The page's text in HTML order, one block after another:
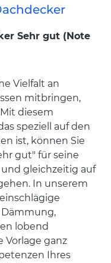
Sehr gut (Note
Vielfalt an
mitbringen,
diesem
speziell auf den
ist, können Sie
gut" für seine
gleichzeitig auf
In unserem
lobend
Vorlage ganz
Ihres